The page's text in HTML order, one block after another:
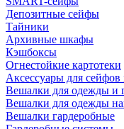
Депозитные сейфы
Тайники
Архивные шкафы
Кэшбоксы
Огнестойкие картотеки
Аксессуары для
Вешалки для одежды и
Вешалки для одежды
Вешалки гардеробные